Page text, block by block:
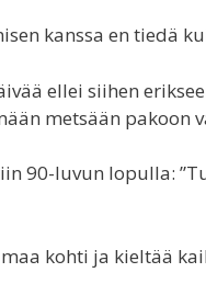
kanssa en tiedä
ellei siihen
metsään pakoon
90-luvun lopulla:
kohti ja kieltää